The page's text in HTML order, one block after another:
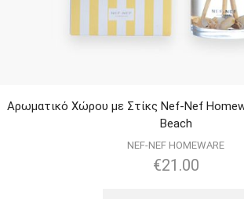
Αρωματικό Χώρου με Στίκς Nef-Nef
Beach
NEF-NEF HOMEWARE
€21.00